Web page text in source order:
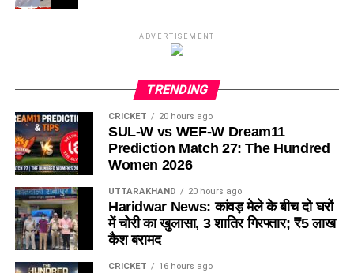
ADVERTISEMENT
TRENDING
CRICKET 20 hours ago
SUL-W vs WEF-W Dream11
Prediction Match 27: The Hundred
Women 2026
UTTARAKHAND 20 hours ago
Haridwar News: कांवड़ मेले के बीच दो घरों
में चोरी का खुलासा, 3 शातिर गिरफ्तार; ₹5 लाख
कैश बरामद
CRICKET 16 hours ago